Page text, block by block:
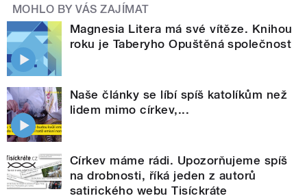
MOHLO BY VÁS ZAJÍMAT
Magnesia Litera má své vítěze. Knihou
roku je Taberyho Opuštěná společnost
Naše články se líbí spíš katolíkům než
lidem mimo církev,...
Církev máme rádi. Upozorňujeme spíš
na drobnosti, říká jeden z autorů
satirického webu Tisíckráte